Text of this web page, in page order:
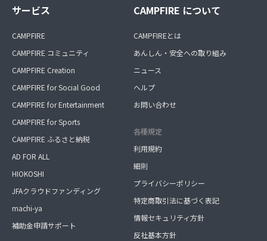
サービス
CAMPFIRE
CAMPFIRE コミュニティ
CAMPFIRE Creation
CAMPFIRE for Social Good
CAMPFIRE for Entertainment
CAMPFIRE for Sports
CAMPFIRE ふるさと納税
AD FOR ALL
HIOKOSHI
JFAクラウドファンディング
machi-ya
補助金申請サポート
CAMPFIRE について
CAMPFIREとは
あんしん・安全への取り組み
ニュース
ヘルプ
お問い合わせ
各種規定
利用規約
細則
プライバシーポリシー
特定商取引法に基づく表記
情報セキュリティ方針
反社基本方針